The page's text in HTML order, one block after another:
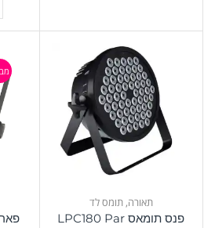
תאורה,תומס לד
פנס תומאס LPC180 Par